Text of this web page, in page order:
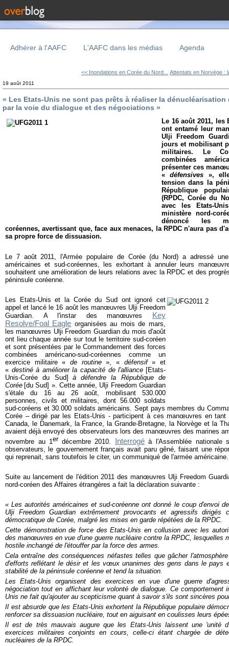
Adhérer à l'AAFC L'AAFC dans les médias Agenda
<< Inondations en Corée du Nord... Attentats en Norvège :
19 août 2011
« Les Etats-Unis ne sont pas prêts à réaliser la
par la voie du dialogue et des négociations »
Le 16 août 2011,
ont entamé leur
Ulji Freedom
jours et mobilisant
militaires. Le
combinées
présenter ces
«défensives »,
tension dans la
République
(RPDC, Corée du
avec les Etats-
ministère nord-
dénoncé les
coréennes, avertissant que, face aux menaces, la RPDC n'aura pas
sa propre force de dissuasion.
Le 7 août 2011, l'Armée populaire de Corée (du Nord) a adressé
américaines et sud-coréennes, les exhortant à annuler leurs
souhaitent une amélioration de leurs relations avec la RPDC et des
péninsule coréenne.
Les Etats-Unis et la Corée du Sud ont ignoré cet
appel et lancé le 16 août les manœuvres Ulji Freedom
Guardian. A l'instar des manœuvres
Key
Resolve/Foal Eagle organisées au mois de mars,
les manœuvres Ulji Freedom Guardian du mois d'août
ont lieu chaque année sur tout le territoire sud-coréen
et sont présentées par le Commandement des forces
combinées américano-sud-coréennes
comme un
exercice militaire « de routine», « défensif» et
« destiné à améliorer la capacité de l'alliance [Etats-
Unis-Corée du Sud]
à défendre la République de
Corée [du Sud] ». Cette année, Ulji Freedom Guardian
s'étale du 16 au 26 août, mobilisant 530.000
personnes, civils et militaires, dont 56.000 soldats
sud-coréens et 30.000 soldats américains. Sept pays membres du
Corée – dirigé par les Etats-Unis - participent à ces manœuvres en tant
Canada, le Danemark, la France, la Grande-Bretagne, la Norvège et la
avaient déjà envoyé des observateurs lors des manœuvres des marines
novembre au 1er décembre 2010. Interrogéà l'Assemblée nationale
observateurs, le gouvernement français avait paru gêné, faisant une
qui reprenait, sans toutefois le citer, un communiqué de l'armée
Suite au lancement de l'édition 2011 des manœuvres Ulji Freedom
nord-coréen des Affaires étrangères a fait la déclaration suivante :
« Les autorités américaines et sud-coréenne ont donné le coup d'envoi
Ulji Freedom Guardian extrêmement provocants et agressifs dirigés
démocratique de Corée, malgré les mises en garde répétées de la RPDC.
Cette démonstration de force des Etats-Unis en collusion avec les
des manœuvres en vue d'une guerre nucléaire contre la RPDC, lesquelles
hostile inchangé de l'étouffer par la force des armes.
Cela entraîne des conséquences néfastes telles que gâcher
d'efforts reflétant le désir et les vœux unanimes des gens dans le pays
stabilité de la péninsule coréenne et tend la situation.
Les Etats-Unis organisent des exercices en vue d'une guerre
négociation tout en affichant leur volonté de dialogue. Ce comportement
Unis ne fait qu'ajouter au scepticisme quant à savoir s'ils sont sincères
Il est absurde que les Etats-Unis exhortent la République populaire
renforcer sa dissuasion nucléaire, tout en aiguisant en coulisses leurs
Il est de très mauvais augure que les Etats-Unis laissent une 'unité
exercices militaires conjoints en cours, celle-ci étant chargée de
nucléaires de la RPDC.